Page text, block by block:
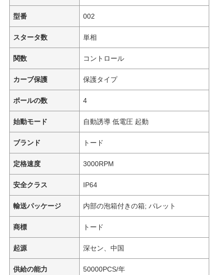
型番 002
スタータ数 単相
関数 コントロール
カーブ保護 保護タイプ
ポールの数 4
始動モード 自動誘導 低電圧 起動
ブランド トード
定格速度 3000RPM
安全クラス IP64
輸送パッケージ 内部の泡箱付きの箱; パレット
商標 トード
起源 深セン、中国
供給の能力 50000PCS/年